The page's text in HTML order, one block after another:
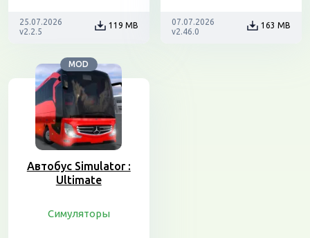
25.07.2026
v2.2.5
119 MB
07.07.2026
v2.46.0
163 MB
MOD
Автобус Simulator :
Ultimate
Симуляторы